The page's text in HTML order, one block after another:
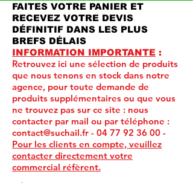
FAITES VOTRE PANIER ET
RECEVEZ VOTRE DEVIS
DÉFINITIF DANS LES PLUS
BREFS DÉLAIS
INFORMATION IMPORTANTE :
Retrouvez ici une sélection de produits
que nous tenons en stock dans notre
agence, pour toute demande de
produits supplémentaires ou que vous
ne trouvez pas sur ce site : nous
contacter par mail ou par téléphone :
contact@suchail.fr - 04 77 92 36 00 -
Pour les clients en compte, veuillez
contacter directement votre
commercial réfèrent.